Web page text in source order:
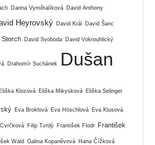
Darina Vymětalíková David Anthony
Heyrovský David Král David Šanc
Storch David Svoboda David Vokrouhlický
Drahomír Suchánek
Dušan
Eliška Klozová Eliška Mikysková Eliška Selinger
Eva Broklová Eva Höschlová Eva Klusová
Filip Tvrdý František Flodr František
Wald Galina Kopaněvová Hana Čížková